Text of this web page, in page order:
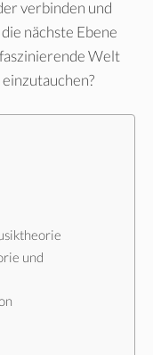
verbinden und
nächste Ebene
Welt
und